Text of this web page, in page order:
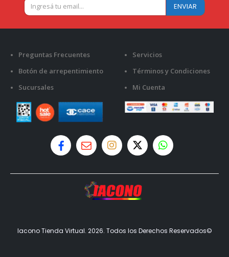
Preguntas Frecuentes
Botón de arrepentimiento
Sucursales
Servicios
Términos y Condiciones
Mi Cuenta
Iacono Tienda Virtual. 2026. Todos los Derechos Reservados©